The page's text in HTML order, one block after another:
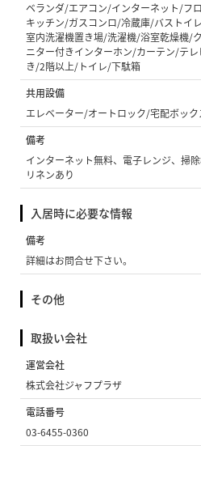
ベランダ/エアコン/インターネット/フ
キッチン/ガスコンロ/冷蔵庫/バストイ
室内洗濯機置き場/洗濯機/浴室乾燥機/
ニター付きインターホン/カーテン/テ
き/2階以上/トイレ/下駄箱
共用設備
エレベーター/オートロック/宅配ボッ
備考
インターネット無料、電子レンジ、掃
リネンあり
入居時に必要な情報
備考
詳細はお問合せ下さい。
その他
取扱い会社
運営会社
株式会社ジャフプラザ
電話番号
03-6455-0360